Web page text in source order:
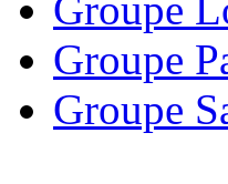
Groupe
Groupe